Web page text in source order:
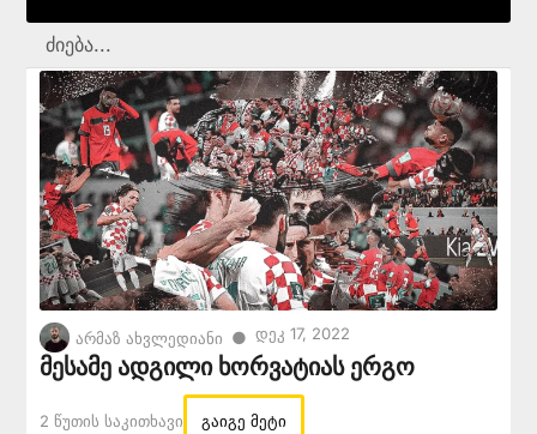
არმაზ ახვლედიანი ● Დეკ 17, 2022
მესამე ადგილი ხორვატიას ერგო
2 Წუთის Საკითხავი გაიგე მეტი